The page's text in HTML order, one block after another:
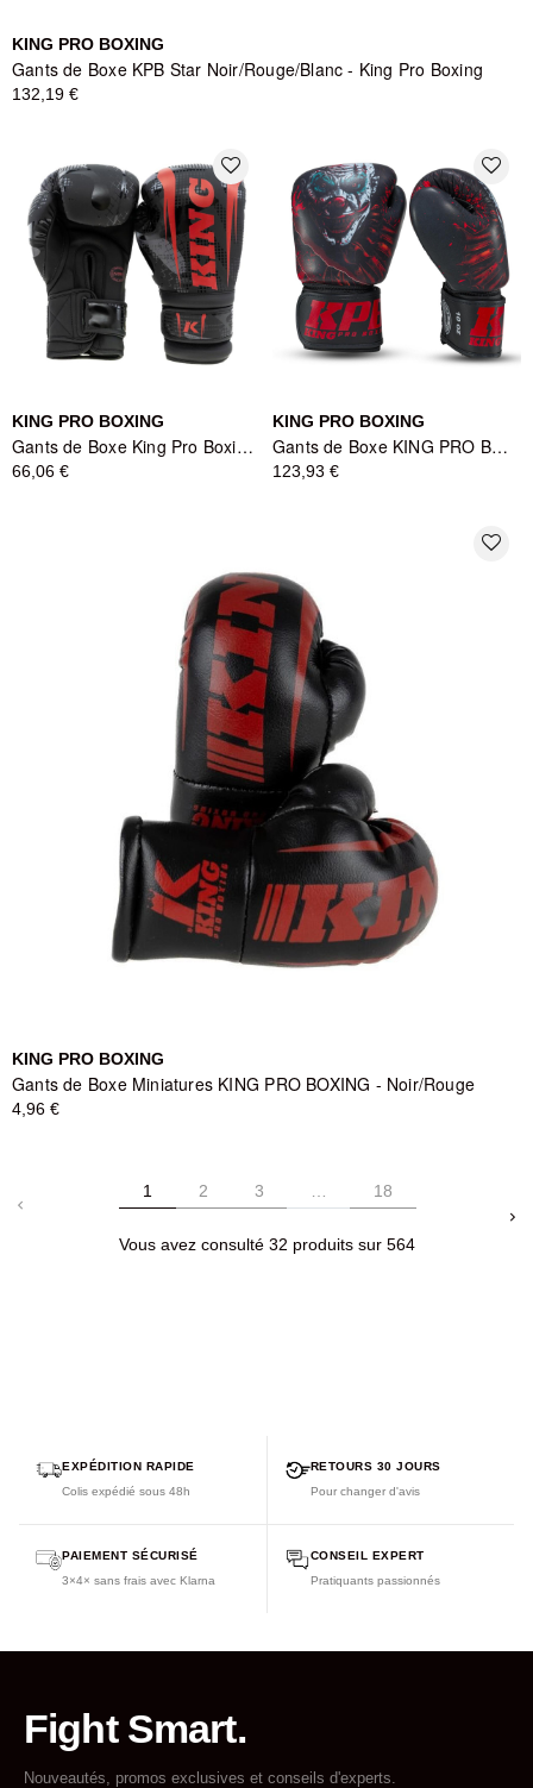
KING PRO BOXING
Gants de Boxe KPB Star Noir/Rouge/Blanc - King Pro Boxing
132,19 €
favorite_border
KING PRO BOXING
Gants de Boxe King Pro Boxing Shogun Series Noir et Rouge
66,06 €
favorite_border
KING PRO BOXING
Gants de Boxe KING PRO BOXING Scary Series - Noir/Rouge/Blanc
123,93 €
favorite_border
KING PRO BOXING
Gants de Boxe Miniatures KING PRO BOXING - Noir/Rouge
4,96 €
keyboard_arrow_left
1 2 3 18
Vous avez consulté 32 produits sur 564
keyboard_arrow_right
EXPÉDITION RAPIDE
Colis expédié sous 48h
RETOURS 30 JOURS
Pour changer d'avis
PAIEMENT SÉCURISÉ
3×4× sans frais avec Klarna
CONSEIL EXPERT
Pratiquants passionnés
Fight Smart.
Nouveautés, promos exclusives et conseils d'experts.